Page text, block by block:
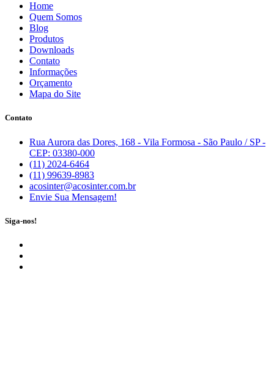
Home
Quem Somos
Blog
Produtos
Downloads
Contato
Informações
Orçamento
Mapa do Site
Contato
Rua Aurora das Dores, 168 - Vila Formosa - São Paulo / SP -
CEP: 03380-000
(11) 2024-6464
(11) 99639-8983
acosinter@acosinter.com.br
Envie Sua Mensagem!
Siga-nos!